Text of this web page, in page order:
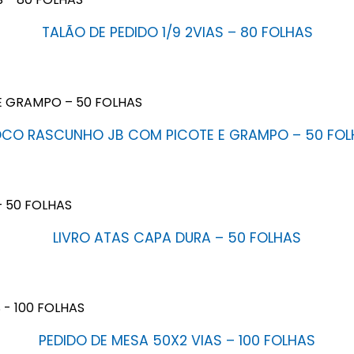
TALÃO DE PEDIDO 1/9 2VIAS – 80 FOLHAS
RASCUNHO JB COM PICOTE E GRAMPO – 50
LIVRO ATAS CAPA DURA – 50 FOLHAS
PEDIDO DE MESA 50X2 VIAS – 100 FOLHAS